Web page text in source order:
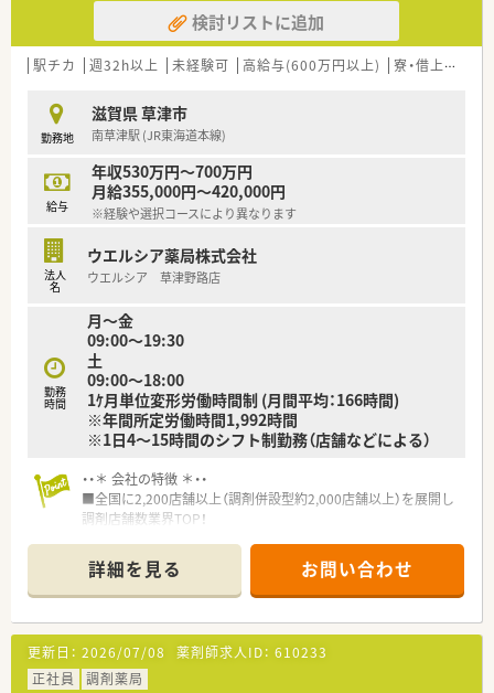
検討リストに追加
駅チカ 週32h以上 未経験可 高給与(600万円以上) 寮・借上社宅あり
勤務地
滋賀県 草津市
南草津駅 (JR東海道本線)
給与
年収530万円～700万円
月給355,000円～420,000円
※経験や選択コースにより異なります
法人
名
ウエルシア薬局株式会社
ウエルシア 草津野路店
勤務
時間
月～金
09:00～19:30
土
09:00～18:00
1ｹ月単位変形労働時間制 (月間平均：166時間)
※年間所定労働時間1,992時間
※1日4～15時間のシフト制勤務（店舗などによる）
・・＊ 会社の特徴 ＊・・
■全国に2,200店舗以上（調剤併設型約2,000店舗以上）を展開し
調剤店舗数業界TOP！
頑張り次第で高給与も可能！
■経験や勤務コースによりますが、経験の少ない方でも500万前
半スタートと業界TOP水準！
■職種や職域に合わせ、豊富な社内研修や外部組織と連携した研
修を用意されています
■薬剤師が中心の会社だからこそ活躍できるキャリアパスが多
種多様に用意されています。
詳細を見る お問い合わせ
更新日： 2026/07/08 薬剤師求人ID： 610233
正社員
調剤薬局